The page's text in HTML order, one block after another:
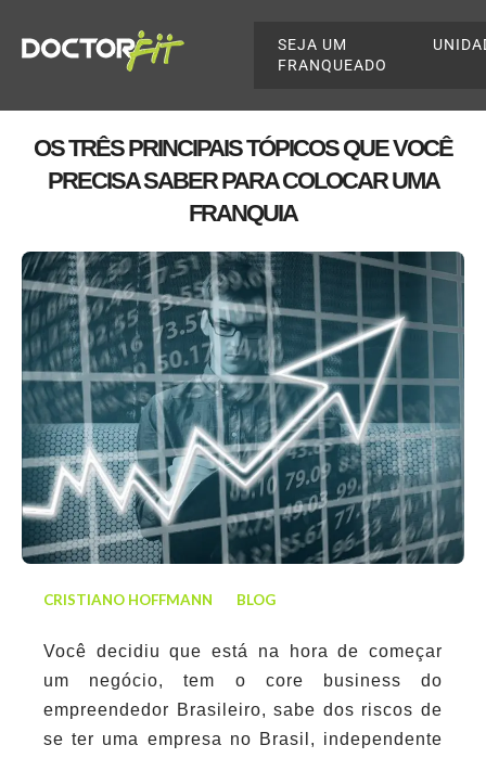
SEJA UM
FRANQUEADO
OS TRÊS PRINCIPAIS TÓPICOS QUE VOCÊ
PRECISA SABER PARA COLOCAR UMA
FRANQUIA
CRISTIANO HOFFMANN BLOG
Você decidiu que está na hora de começar
um negócio, tem o core business do
empreendedor Brasileiro, sabe dos riscos de
se ter uma empresa no Brasil, independente